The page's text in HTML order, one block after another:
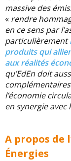
massive des
« rendre
en ce sens par
particulièrement
produits qui
aux réalités
qu’EdEn doit
complémentaires
l’économie
en synergie
A propos de
Énergies